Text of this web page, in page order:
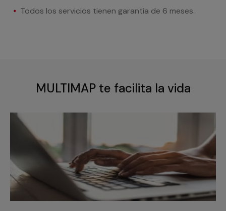
Todos los servicios tienen garantía de 6 meses.
MULTIMAP te facilita la vida